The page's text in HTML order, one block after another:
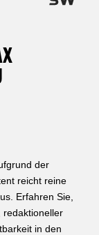
der
reicht reine
Erfahren Sie,
redaktioneller
in den